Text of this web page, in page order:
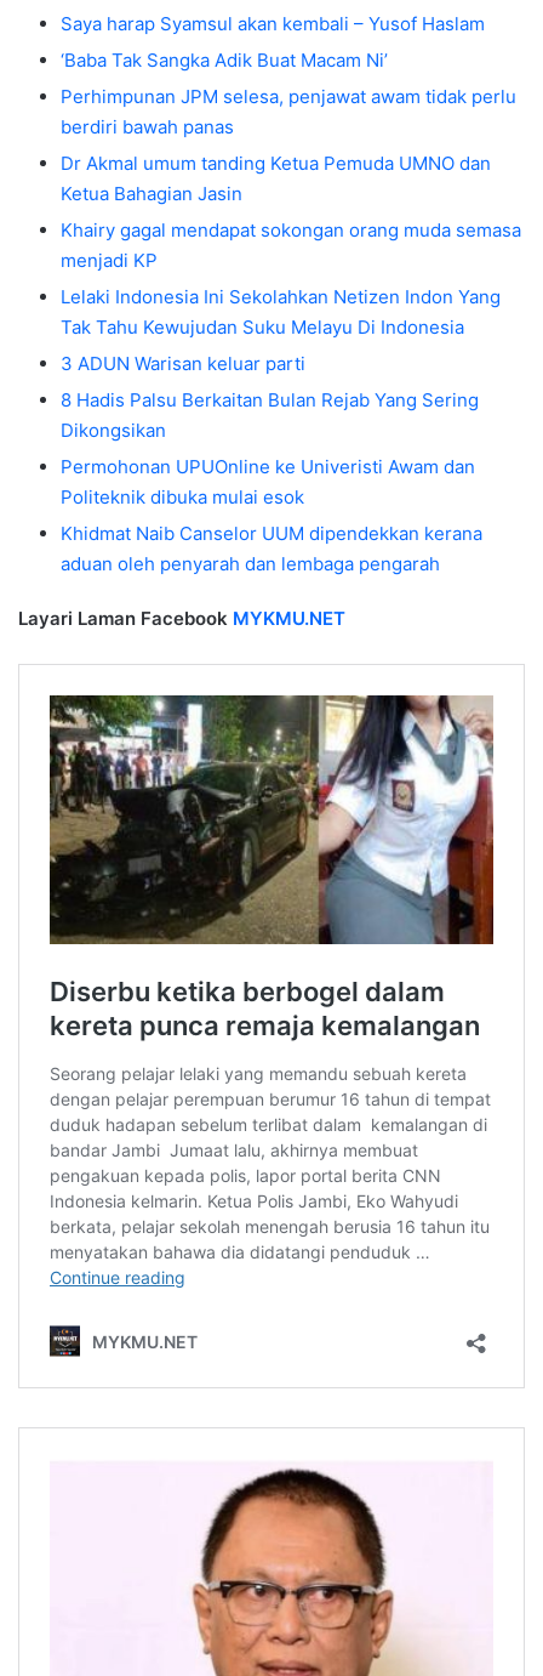
Saya harap Syamsul akan kembali – Yusof Haslam
‘Baba Tak Sangka Adik Buat Macam Ni’
Perhimpunan JPM selesa, penjawat awam tidak perlu
berdiri bawah panas
Dr Akmal umum tanding Ketua Pemuda UMNO dan
Ketua Bahagian Jasin
Khairy gagal mendapat sokongan orang muda semasa
menjadi KP
Lelaki Indonesia Ini Sekolahkan Netizen Indon Yang
Tak Tahu Kewujudan Suku Melayu Di Indonesia
3 ADUN Warisan keluar parti
8 Hadis Palsu Berkaitan Bulan Rejab Yang Sering
Dikongsikan
Permohonan UPUOnline ke Univeristi Awam dan
Politeknik dibuka mulai esok
Khidmat Naib Canselor UUM dipendekkan kerana
aduan oleh penyarah dan lembaga pengarah
Layari Laman Facebook MYKMU.NET